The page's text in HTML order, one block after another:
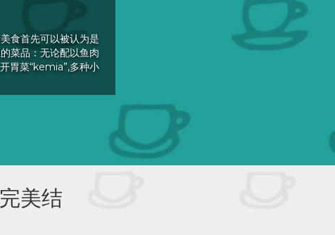
食首先可以被认为是
菜品：无论配以鱼肉
胃菜“kemia”,多种小
美结